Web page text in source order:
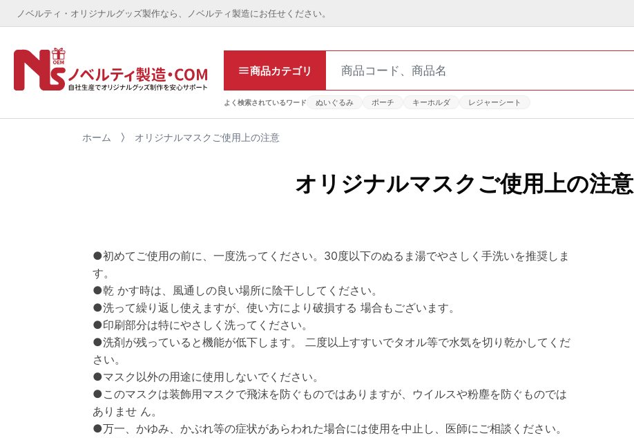
ノベルティ・オリジナルグッズ製作なら、ノベルティ製造にお任せください。
商品カテゴリ
よく検索されているワード ぬいぐるみ ポーチ キーホルダ レジャーシート
ホーム オリジナルマスクご使用上の注意
オリジナルマスクご使用上の注意
●初めてご使用の前に、一度洗ってください。30度以下のぬるま湯でやさしく手洗いを推奨しま
す。
●乾 かす時は、風通しの良い場所に陰干ししてください。
●洗って繰り返し使えますが、使い方により破損する 場合もございます。
●印刷部分は特にやさしく洗ってください。
●洗剤が残っていると機能が低下します。 二度以上すすいでタオル等で水気を切り乾かしてくだ
さい。
●マスク以外の用途に使用しないでください。
●このマスクは装飾用マスクで飛沫を防ぐものではありますが、ウイルスや粉塵を防ぐものでは
ありませ ん。
●万一、かゆみ、かぶれ等の症状があらわれた場合には使用を中止し、医師にご相談ください。